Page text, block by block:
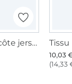
Tissu bord-côte jersey tubulaire côtelé, gris clair chiné
10,03
(14,33